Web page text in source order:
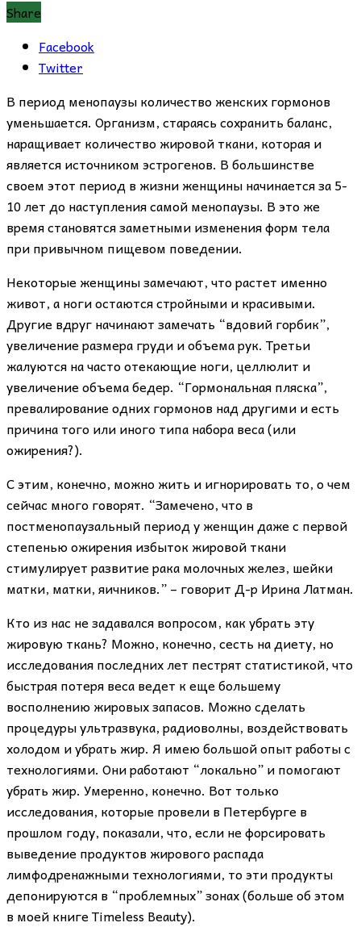
Share
Facebook
Twitter
В период менопаузы количество женских гормонов
уменьшается. Oрганизм, стараясь сохранить баланс,
наращивает количество жировой ткани, которая и
является источником эстрогенов. В большинстве
своем этот период в жизни женщины начинается за 5-
10 лет до наступления самой менопаузы. В это же
время становятся заметными изменения форм тела
при привычном пищевом поведении.
Некоторые женщины замечают, что растет именно
живот, а ноги остаются стройными и красивыми.
Другие вдруг начинают замечать “вдовий горбик”,
увеличение размера груди и объема рук. Третьи
жалуются на часто отекающие ноги, целлюлит и
увеличение объема бедер. “Гормональная пляска”,
превалирование одних гормонов над другими и есть
причина того или иного типа набора веса (или
ожирения?).
С этим, конечно, можно жить и игнорировать то, о чем
сейчас много говорят. “Замечено, что в
постменопаузальный период у женщин даже с первой
степенью ожирения избыток жировой ткани
стимулирует развитие рака молочных желез, шейки
матки, матки, яичников.” – говорит Д-р Ирина Латман.
Кто из нас не задавался вопросом, как убрать эту
жировую ткань? Можно, конечно, сесть на диету, но
исследования последних лет пестрят статистикой, что
быстрая потеря веса ведет к еще большему
восполнению жировых запасов. Можно сделать
процедуры ультразвука, радиоволны, воздействовать
холодом и убрать жир. Я имею большой опыт работы с
технологиями. Они работают “локально” и помогают
убрать жир. Умеренно, конечно. Вот только
исследования, которые провели в Петербурге в
прошлом году, показали, что, если не форсировать
выведение продуктов жирового распада
лимфодренажными технологиями, то эти продукты
депонируются в “проблемных” зонах (больше об этом
в моей книге Timeless Beauty).